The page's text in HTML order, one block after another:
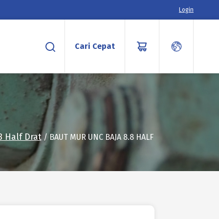
Login
Cari Cepat
Half Drat/ BAUT MUR UNC BAJA 8.8 HALF